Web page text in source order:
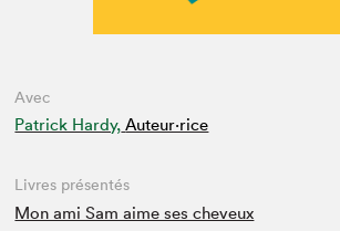
Avec
Patrick Hardy, Auteur·rice
Livres présentés
Mon ami Sam aime ses cheveux